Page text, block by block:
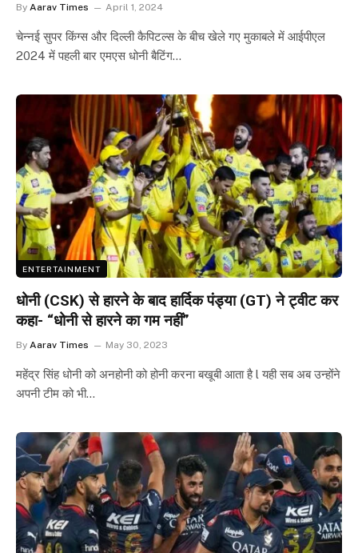
By Aarav Times April 1, 2024
चेन्नई सुपर किंग्स और दिल्ली कैपिटल्स के बीच खेले गए मुकाबले में आईपीएल
2024 में पहली बार एमएस धोनी बैटिंग…
ENTERTAINMENT
धोनी (CSK) से हारने के बाद हार्दिक पंड्या (GT) ने ट्वीट कर
कहा- “धोनी से हारने का गम नहीं”
By Aarav Times May 30, 2023
महेंद्र सिंह धोनी को अनहोनी को होनी करना बखूबी आता है l यही सब अब उन्होंने
अपनी टीम को भी…